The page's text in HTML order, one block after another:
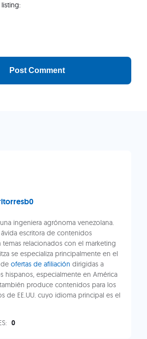
una ingeniera agrónoma venezolana.
escritora de contenidos
temas relacionados con el marketing
se especializa principalmente en el
ofertas de afiliación dirigidas a
hispanos, especialmente en América
también produce contenidos para los
de EE.UU. cuyo idioma principal es el
0